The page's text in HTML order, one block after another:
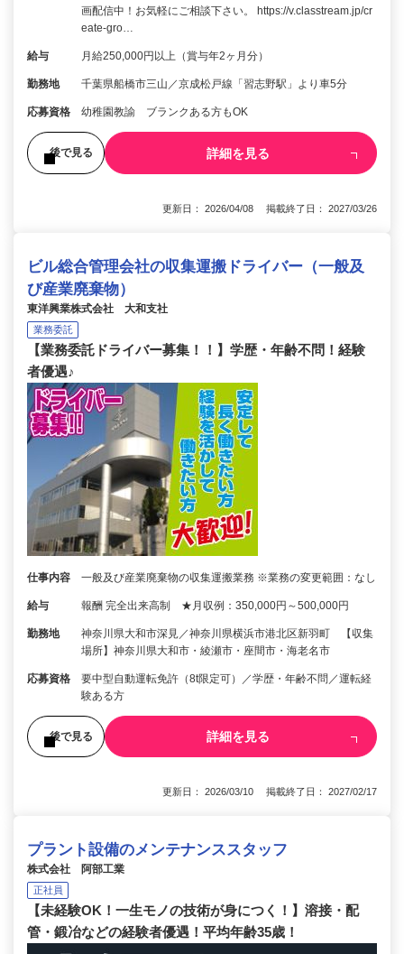
画配信中！お気軽にご相談下さい。 https://v.classtream.jp/cr
eate-gro…
給与 月給250,000円以上（賞与年2ヶ月分）
勤務地 千葉県船橋市三山／京成松戸線「習志野駅」より車5分
応募資格 幼稚園教諭 ブランクある方もOK
後で見る 詳細を見る
更新日： 2026/04/08 掲載終了日： 2027/03/26
ビル総合管理会社の収集運搬ドライバー（一般及
び産業廃棄物）
東洋興業株式会社 大和支社
業務委託
【業務委託ドライバー募集！！】学歴・年齢不問！経験
者優遇♪
仕事内容 一般及び産業廃棄物の収集運搬業務 ※業務の変更範囲：なし
給与 報酬 完全出来高制 ★月収例：350,000円～500,000円
勤務地
神奈川県大和市深見／神奈川県横浜市港北区新羽町 【収集
場所】神奈川県大和市・綾瀬市・座間市・海老名市
応募資格
要中型自動運転免許（8t限定可）／学歴・年齢不問／運転経
験ある方
後で見る 詳細を見る
更新日： 2026/03/10 掲載終了日： 2027/02/17
プラント設備のメンテナンススタッフ
株式会社 阿部工業
正社員
【未経験OK！一生モノの技術が身につく！】溶接・配
管・鍛冶などの経験者優遇！平均年齢35歳！